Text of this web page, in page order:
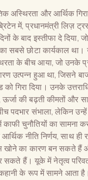
अस्थिरता और आर्थिक
में, प्रधानमंत्री लिज़
के बाद इस्तीफा दे दिया,
सबसे छोटा कार्यकाल था।
के बीच आया, जो उनके
उत्पन्न हुआ था, जिसने
को गिरा दिया। उनके
ऊर्जा की बढ़ती कीमतों और
पदभार संभाला, लेकिन उन्हें
चुनौतियों का सामना
नीति निर्णय, साथ ही
खोने का कारण बन सकते हैं
हैं। यूके में नेतृत्व
के रूप में सामने आता है।